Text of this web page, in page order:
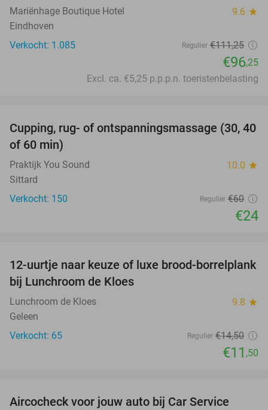
Mariënhage Boutique Hotel 9.6 star
Eindhoven
Verkocht: 1.085
Regulier €111,25
€96,25
Excl. ca. €5,25 p.p.p.n. toeristenbelasting
60%
Cupping, rug- of ontspanningsmassage (30, 40
of 60 min)
Praktijk You Sound 10.0 star
Sittard
Verkocht: 150
Regulier €60
€24
21%
12-uurtje naar keuze of luxe brood-borrelplank
bij Lunchroom de Kloes
Lunchroom de Kloes 9.8 star
Geleen
Verkocht: 65
Regulier €14,50
€11 ,50
Aircocheck voor jouw auto bij Car Service